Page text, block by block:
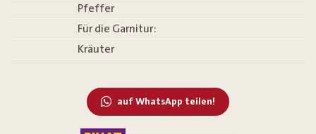
Pfeffer
Für die Garnitur:
Kräuter
auf WhatsApp teilen!